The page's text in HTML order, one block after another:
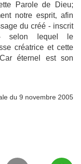
Parole de Dieu;
notre esprit, afin
du créé - inscrit
selon lequel le
créatrice et cette
éternel est son
du 9 novembre 2005